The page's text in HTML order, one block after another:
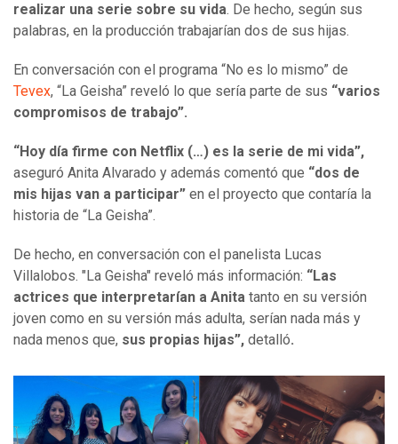
realizar una serie sobre su vida. De hecho, según sus
palabras, en la producción trabajarían dos de sus hijas.
En conversación con el programa “No es lo mismo” de
Tevex, “La Geisha” reveló lo que sería parte de sus “varios
compromisos de trabajo”.
“Hoy día firme con Netflix (…) es la serie de mi vida”,
aseguró Anita Alvarado y además comentó que “dos de
mis hijas van a participar” en el proyecto que contaría la
historia de “La Geisha”.
De hecho, en conversación con el panelista Lucas
Villalobos. "La Geisha" reveló más información: “Las
actrices que interpretarían a Anita tanto en su versión
joven como en su versión más adulta, serían nada más y
nada menos que, sus propias hijas”, detalló.